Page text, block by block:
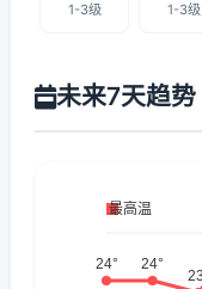
1-3级 1-3级
未来7天趋势